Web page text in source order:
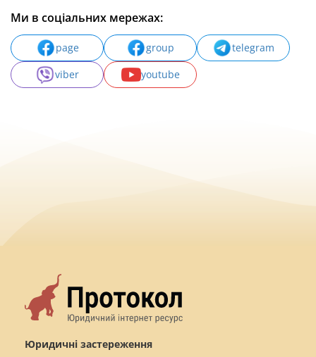
Ми в соціальних мережах:
page group
telegram
viber
youtube
Юридичні застереження